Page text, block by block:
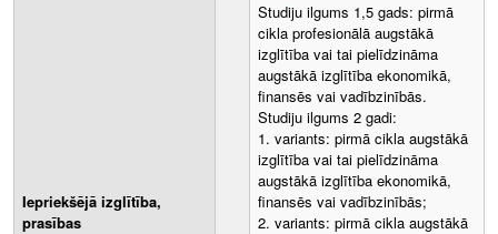
Iepriekšējā izglītība,
prasības
Studiju ilgums 1,5 gads: pirmā
cikla profesionālā augstākā
izglītība vai tai pielīdzināma
augstākā izglītība ekonomikā,
finansēs vai vadībzinībās.
Studiju ilgums 2 gadi:
1. variants: pirmā cikla augstākā
izglītība vai tai pielīdzināma
augstākā izglītība ekonomikā,
finansēs vai vadībzinībās;
2. variants: pirmā cikla augstākā